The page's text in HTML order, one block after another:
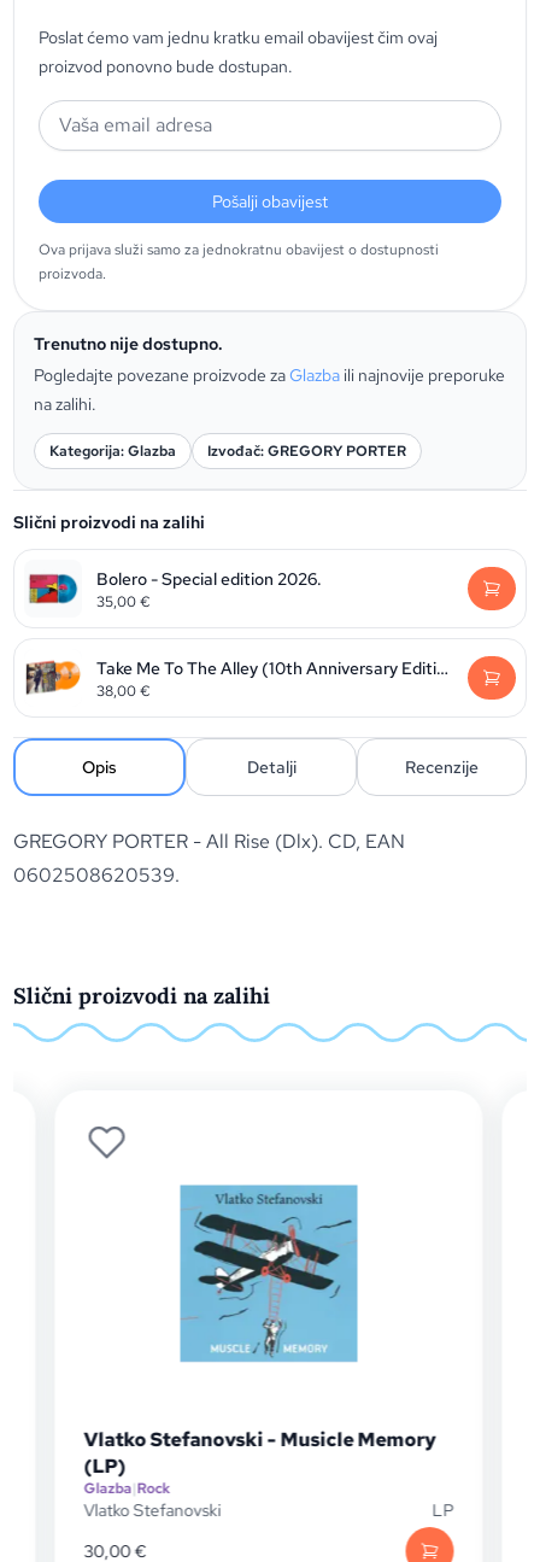
Poslat ćemo vam jednu kratku email obavijest čim ovaj
proizvod ponovno bude dostupan.
Pošalji obavijest
Ova prijava služi samo za jednokratnu obavijest o dostupnosti
proizvoda.
Trenutno nije dostupno.
Pogledajte povezane proizvode zaGlazba ili najnovije preporuke
na zalihi.
Kategorija: Glazba Izvođač: GREGORY PORTER
Slični proizvodi na zalihi
Bolero - Special edition 2026.
35,00€
Take Me To The Alley (10th Anniversary Edition)
38,00€
Opis Detalji Recenzije
GREGORY PORTER - All Rise (Dlx). CD, EAN
0602508620539.
Slični proizvodi na zalihi
Vlatko Stefanovski - Musicle Memory
(LP)
Glazba|Rock
Vlatko Stefanovski
LP
30,00€